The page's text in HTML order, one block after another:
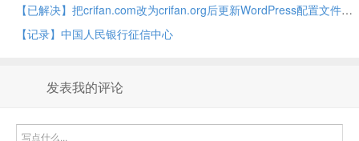
【已解决】把crifan.com改为crifan.org后更新WordPress配置文件
【记录】中国人民银行征信中心
发表我的评论